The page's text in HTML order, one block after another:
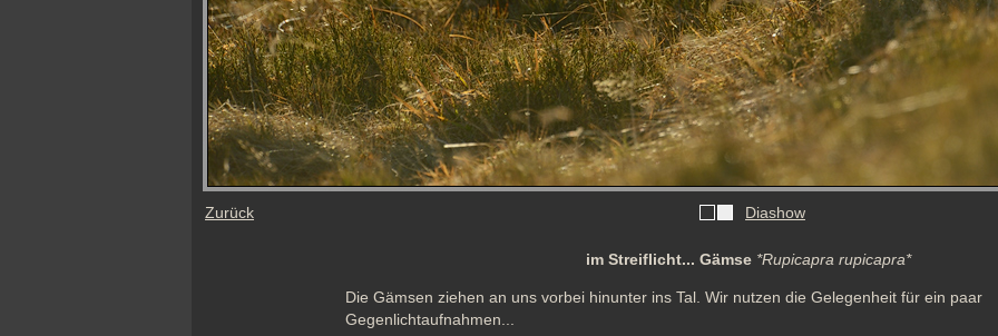
Zurück Diashow
im Streiflicht... Gämse *Rupicapra rupicapra*
Die Gämsen ziehen an uns vorbei hinunter ins Tal. Wir nutzen die Gelegenheit für ein paar
Gegenlichtaufnahmen...